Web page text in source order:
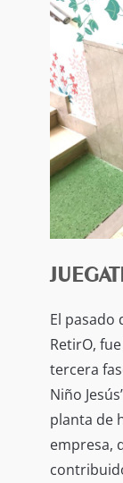
El pasado
RetirO,
tercera
Niño
planta de
empresa,